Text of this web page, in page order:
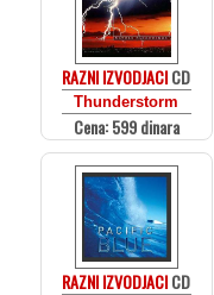
RAZNI IZVODJACICD
Thunderstorm
Cena: 599 dinara
RAZNI IZVODJACICD